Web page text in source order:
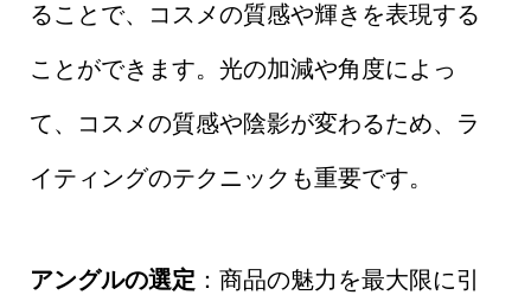
ることで、コスメの質感や輝きを表現する
ことができます。光の加減や角度によっ
て、コスメの質感や陰影が変わるため、ラ
イティングのテクニックも重要です。
アングルの選定 ：商品の魅力を最大限に引